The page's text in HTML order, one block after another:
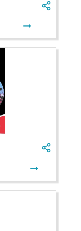
➞
➞